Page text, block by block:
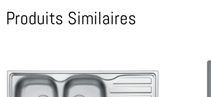
Produits Similaires